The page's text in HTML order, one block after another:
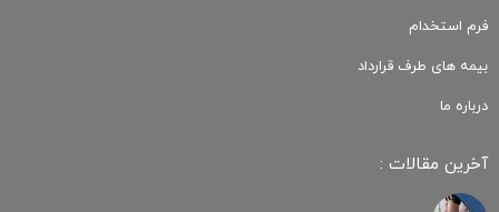
فرم استخدام
بیمه های طرف قرارداد
درباره ما
آخرین مقالات :